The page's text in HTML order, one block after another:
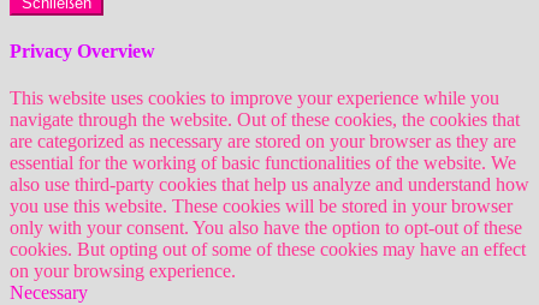
Privacy Overview
This website uses cookies to improve your experience while you
navigate through the website. Out of these cookies, the cookies that
are categorized as necessary are stored on your browser as they are
essential for the working of basic functionalities of the website. We
also use third-party cookies that help us analyze and understand how
you use this website. These cookies will be stored in your browser
only with your consent. You also have the option to opt-out of these
cookies. But opting out of some of these cookies may have an effect
on your browsing experience.
Necessary